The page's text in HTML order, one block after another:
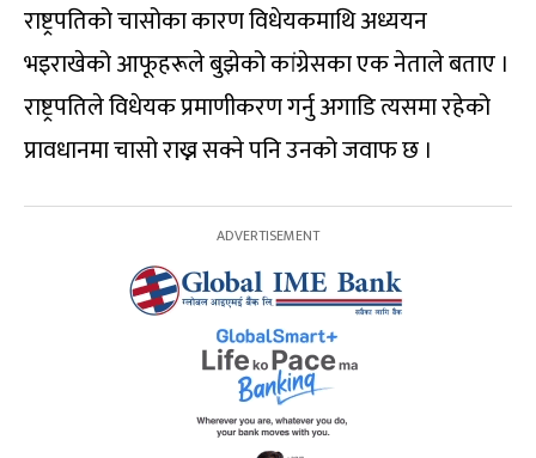
राष्ट्रपतिको चासोका कारण विधेयकमाथि अध्ययन
भइराखेको आफूहरूले बुझेको कांग्रेसका एक नेताले बताए ।
राष्ट्रपतिले विधेयक प्रमाणीकरण गर्नु अगाडि त्यसमा रहेको
प्रावधानमा चासो राख्न सक्ने पनि उनको जवाफ छ ।